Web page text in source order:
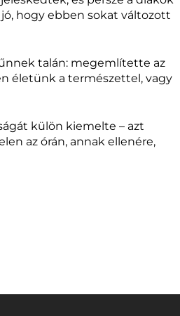
hogy ebben sokat változott
talán: megemlítette az
életünk a természettel, vagy
külön kiemelte – azt
az órán, annak ellenére,